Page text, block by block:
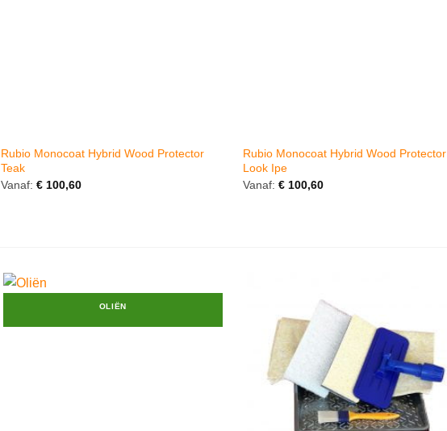
Rubio Monocoat Hybrid Wood Protector
Teak
Vanaf: €100,60
Rubio Monocoat Hybrid Wood Protector
Look Ipe
Vanaf: €100,60
OLIËN